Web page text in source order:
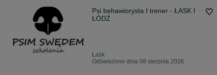
Psi behawiorysta I trener - ŁASK I
ŁÓDŹ
Łask
Odświeżono dnia 08 sierpnia 2026